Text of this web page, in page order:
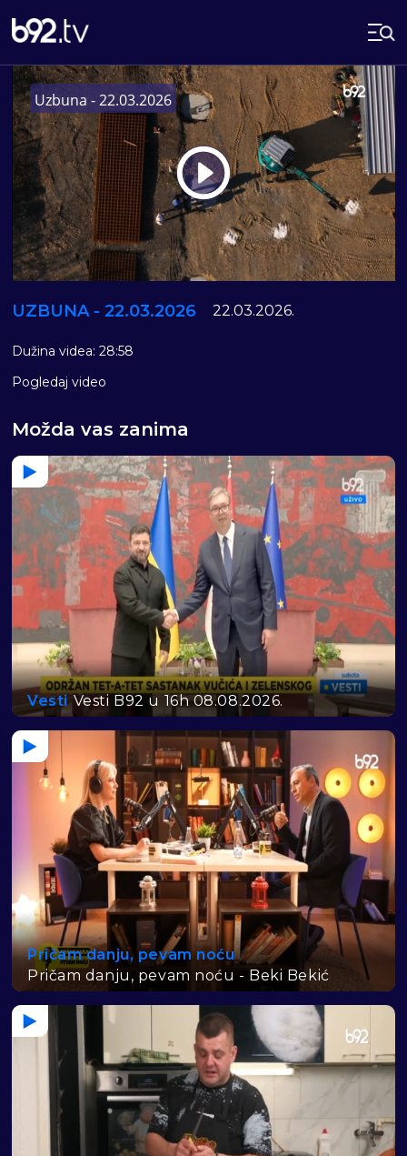
Play
Uzbuna - 22.03.2026
UZBUNA - 22.03.2026 22.03.2026.
Dužina videa: 28:58
Pogledaj video
Možda vas zanima
Vesti Vesti B92 u 16h 08.08.2026.
Pričam danju, pevam noću
Pričam danju, pevam noću - Beki Bekić